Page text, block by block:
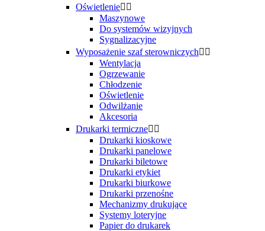
Oświetlenie 
Maszynowe
Do systemów wizyjnych
Sygnalizacyjne
Wyposażenie szaf sterowniczych 
Wentylacja
Ogrzewanie
Chłodzenie
Oświetlenie
Odwilżanie
Akcesoria
Drukarki termiczne 
Drukarki kioskowe
Drukarki panelowe
Drukarki biletowe
Drukarki etykiet
Drukarki biurkowe
Drukarki przenośne
Mechanizmy drukujące
Systemy loteryjne
Papier do drukarek